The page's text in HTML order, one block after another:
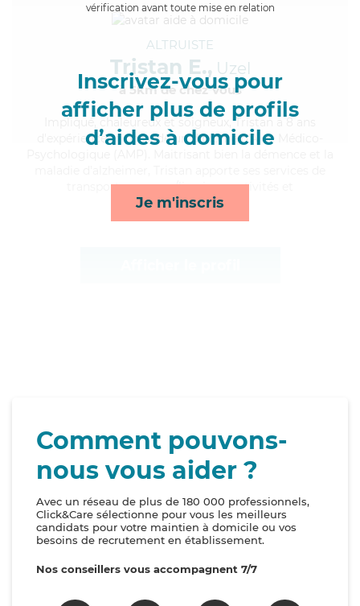
vérification avant toute mise en relation
Inscrivez-vous pour
afficher plus de profils
d’aides à domicile
Je m'inscris
ALTRUISTE
Tristan E., Uzel
à 5km de chez Vous
, chaleureux et soigneux, Tristan a 8 ans
d'expérience et possède un diplôme d'Aide Médico-
transports, courses/livraison, activités et
surveillance de nuit*
Comment pouvons-
nous vous aider ?
Avec un réseau de plus de 180 000 professionnels,
Click&Care sélectionne pour vous les meilleurs
candidats pour votre maintien à domicile ou vos
besoins de recrutement en établissement.
Nos conseillers vous accompagnent 7/7